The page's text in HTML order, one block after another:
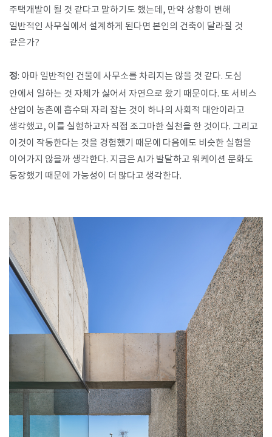
주택개발이 될 것 같다고 말하기도 했는데, 만약 상황이 변해
일반적인 사무실에서 설계하게 된다면 본인의 건축이 달라질 것
같은가?
정: 아마 일반적인 건물에 사무소를 차리지는 않을 것 같다. 도심
안에서 일하는 것 자체가 싫어서 자연으로 왔기 때문이다. 또 서비스
산업이 농촌에 흡수돼 자리 잡는 것이 하나의 사회적 대안이라고
생각했고, 이를 실험하고자 직접 조그마한 실천을 한 것이다. 그리고
이것이 작동한다는 것을 경험했기 때문에 다음에도 비슷한 실험을
이어가지 않을까 생각한다. 지금은 AI가 발달하고 워케이션 문화도
등장했기 때문에 가능성이 더 많다고 생각한다.